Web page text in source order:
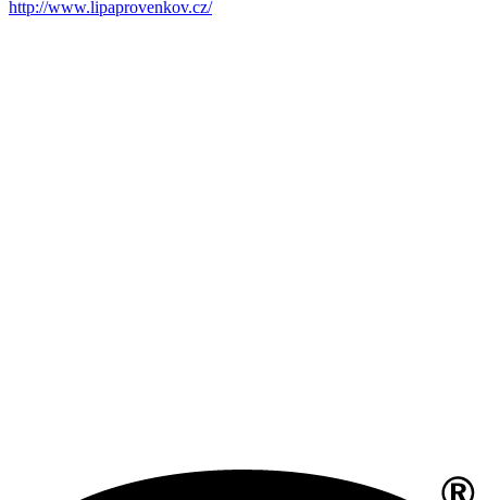
http://www.lipaprovenkov.cz/